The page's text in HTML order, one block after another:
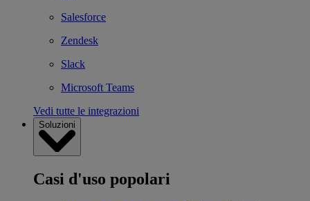
Salesforce
Zendesk
Slack
Microsoft Teams
Vedi tutte le integrazioni
Soluzioni
Casi d'uso popolari